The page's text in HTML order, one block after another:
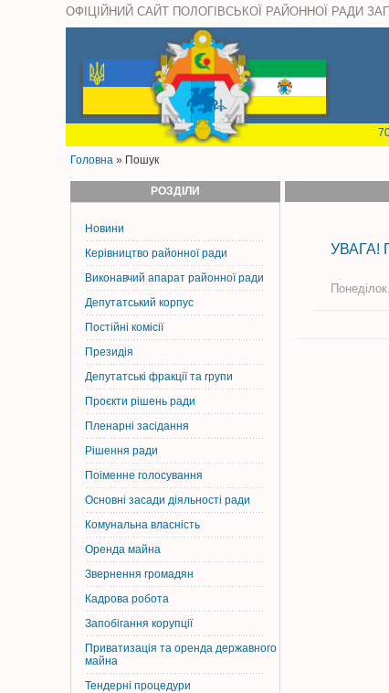
ОФІЦІЙНИЙ САЙТ ПОЛОГІВСЬКОЇ РАЙОННОЇ РАДИ
Головна » Пошук
РОЗДІЛИ
Новини
Керiвництво районної ради
Виконавчий апарат районної ради
Депутатський корпус
Постiйнi комiсiї
Президія
Депутатські фракції та групи
Проєкти рішень ради
Пленарні засідання
Рішення ради
Поіменне голосування
Основні засади діяльності ради
Комунальна власність
Оренда майна
Звернення громадян
Кадрова робота
Запобігання корупції
Приватизація та оренда державного
майна
Тендерні процедури
УВАГА!